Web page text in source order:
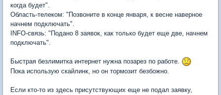
когда будет".
Область-телеком: "Позвоните в конце января, к весне наверное
начнем подключать".
INFO-связь: "Подано 8 заявок, как только будет еще две, начнем
подключать".
Быстрая безлимитка интернет нужна позарез по работе.
Пока использую скайлинк, но он тормозит безбожно.
Если кто-то из здесь присутствующих еще не подал заявку,